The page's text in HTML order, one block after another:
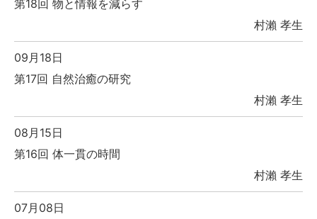
第18回 物と情報を減らす
村瀨 孝生
09月18日
第17回 自然治癒の研究
村瀨 孝生
08月15日
第16回 体一貫の時間
村瀨 孝生
07月08日